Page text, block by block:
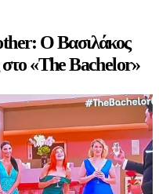
Ο Βασιλάκος
στο «The Bachelor»